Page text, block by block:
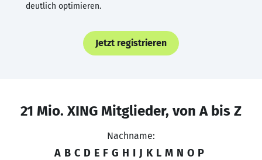
deutlich optimieren.
Jetzt registrieren
21 Mio. XING Mitglieder, von A bis Z
Nachname:
A B C D E F G H I J K L M N O P